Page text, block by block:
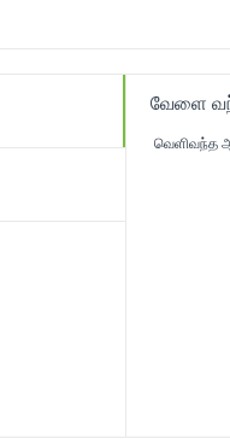
வேளை
வெளிவந்த